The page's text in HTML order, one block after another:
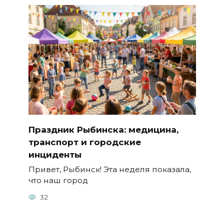
Праздник Рыбинска: медицина,
транспорт и городские
инциденты
Привет, Рыбинск! Эта неделя показала,
что наш город
32